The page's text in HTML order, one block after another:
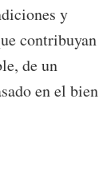
y
contribuyan
de un
en el bien